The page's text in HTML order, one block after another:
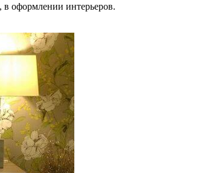
в оформлении интерьеров.